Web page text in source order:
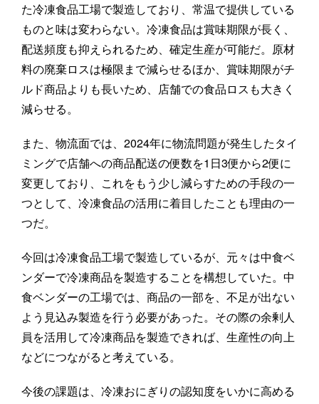
た冷凍食品工場で製造しており、常温で提供している
ものと味は変わらない。冷凍食品は賞味期限が長く、
配送頻度も抑えられるため、確定生産が可能だ。原材
料の廃棄ロスは極限まで減らせるほか、賞味期限がチ
ルド商品よりも長いため、店舗での食品ロスも大きく
減らせる。
また、物流面では、2024年に物流問題が発生したタイ
ミングで店舗への商品配送の便数を1日3便から2便に
変更しており、これをもう少し減らすための手段の一
つとして、冷凍食品の活用に着目したことも理由の一
つだ。
今回は冷凍食品工場で製造しているが、元々は中食ベ
ンダーで冷凍商品を製造することを構想していた。中
食ベンダーの工場では、商品の一部を、不足が出ない
よう見込み製造を行う必要があった。その際の余剰人
員を活用して冷凍商品を製造できれば、生産性の向上
などにつながると考えている。
今後の課題は、冷凍おにぎりの認知度をいかに高める